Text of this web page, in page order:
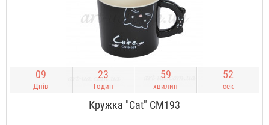
09
Днів
23
Годин
59
хвилин
51
сек
Кружка "Cat" CM193